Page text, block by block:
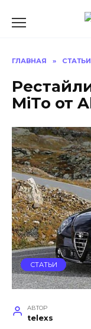
ГЛАВНАЯ » СТАТЬИ
MiTo от
СТАТЬИ
АВТОР
telexs